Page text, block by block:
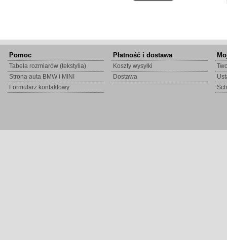
Pomoc
Tabela rozmiarów (tekstylia)
Strona auta BMW i MINI
Formularz kontaktowy
Płatność i dostawa
Koszty wysyłki
Dostawa